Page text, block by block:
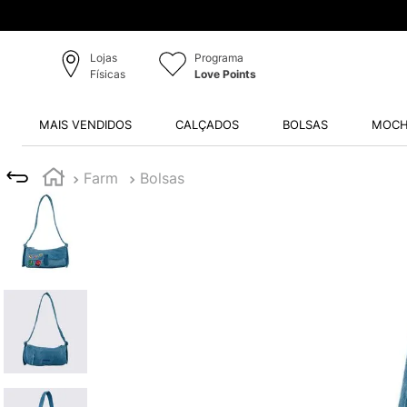
Lojas
Físicas
Programa
Love Points
MAIS VENDIDOS CALÇADOS BOLSAS
Farm Bolsas